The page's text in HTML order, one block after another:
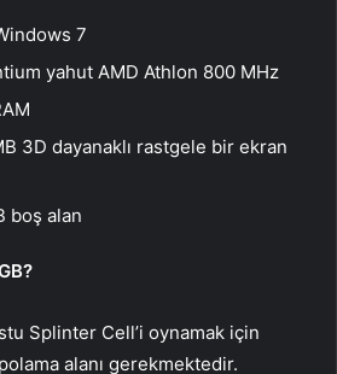
7
yahut AMD Athlon 800 MHz
3D dayanaklı rastgele bir ekran
boş alan
Splinter Cell’i oynamak için
alanı gerekmektedir.